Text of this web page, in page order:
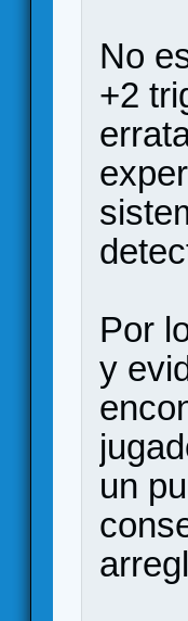
No
+2
Por
y
un